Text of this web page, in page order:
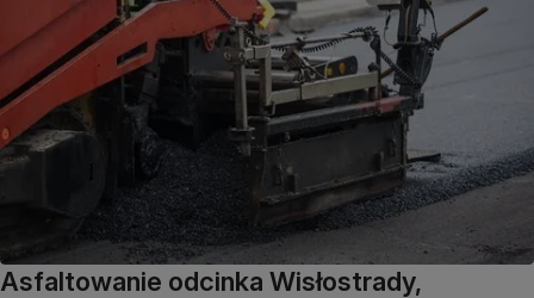
Asfaltowanie odcinka Wisłostrady,